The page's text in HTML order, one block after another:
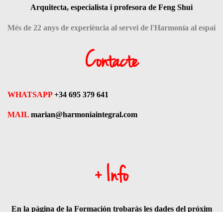
Arquitecta, especialista i profesora de Feng Shui
Més de 22 anys de experiència al servei de l'Harmonía al espai
Contacte
WHATSAPP +34 695 379 641
MAIL marian@harmoniaintegral.com
+ Info
En la pàgina de la Formación trobaràs les dades del próxim